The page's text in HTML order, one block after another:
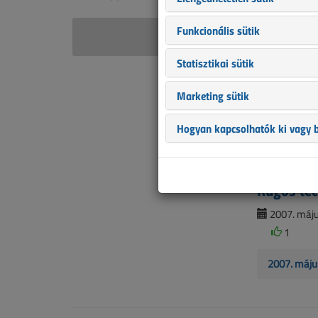
2008.
Rugós
2007.
1
2007.
Funkcionális sütik
Statisztikai sütik
Marketing sütik
Hogyan kapcsolhatók ki vagy